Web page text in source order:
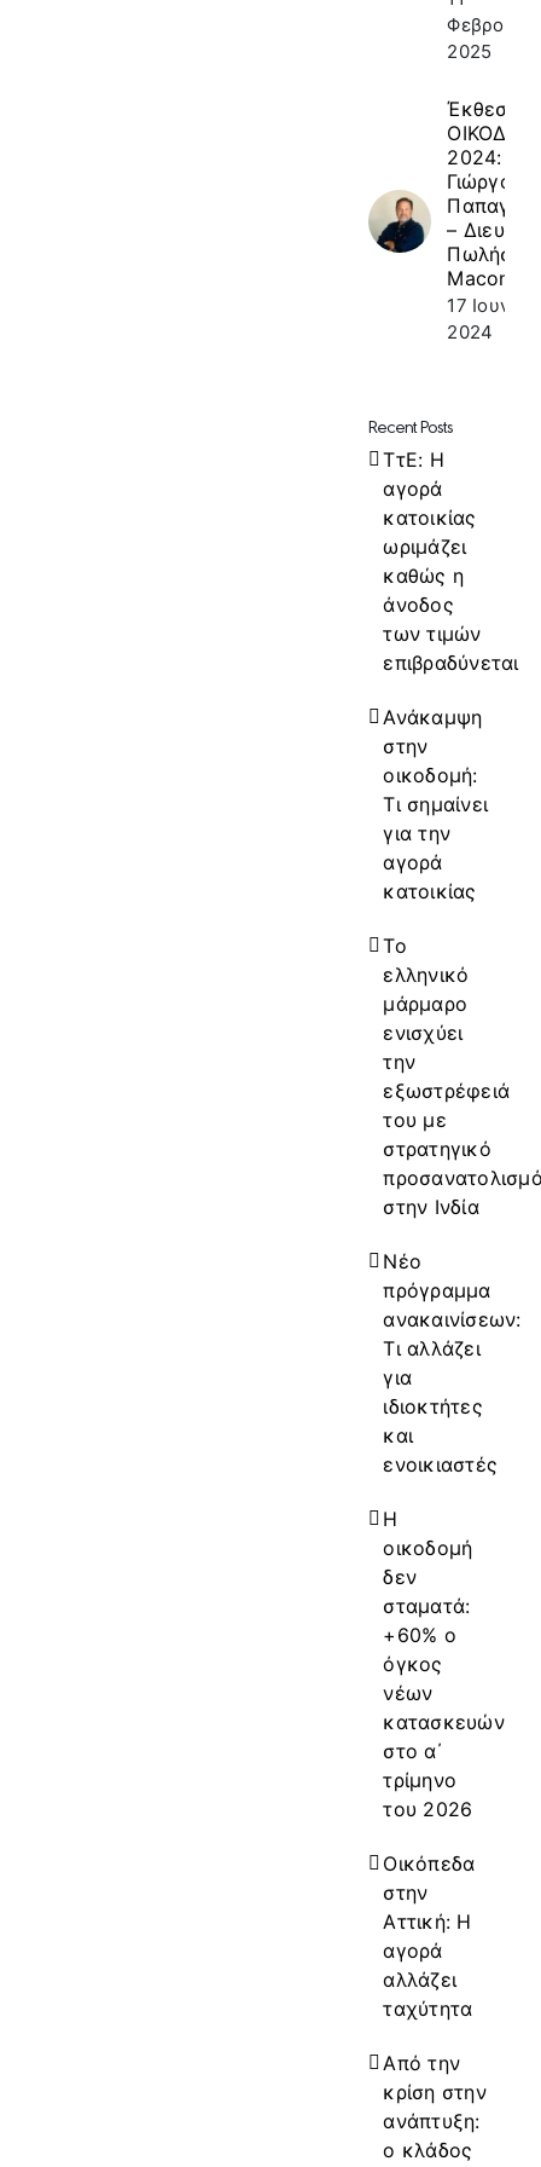
2025
Έκθεση
2024: κ.
Γιώργος
–
Macon
17
2024
Recent Posts
ΤτΕ: Η
αγορά
κατοικίας
ωριμάζει
καθώς η
άνοδος
των τιμών
επιβραδύνεται
Ανάκαμψη
στην
οικοδομή:
Τι σημαίνει
για την
αγορά
κατοικίας
Το
ελληνικό
μάρμαρο
ενισχύει
την
εξωστρέφειά
του με
στρατηγικό
στην Ινδία
Νέο
πρόγραμμα
ανακαινίσεων:
Τι αλλάζει
για
ιδιοκτήτες
και
ενοικιαστές
Η
οικοδομή
δεν
σταματά:
+60% ο
όγκος
νέων
κατασκευών
στο α΄
τρίμηνο
του 2026
Οικόπεδα
στην
Αττική: Η
αγορά
αλλάζει
ταχύτητα
Από την
κρίση στην
ανάπτυξη:
ο κλάδος